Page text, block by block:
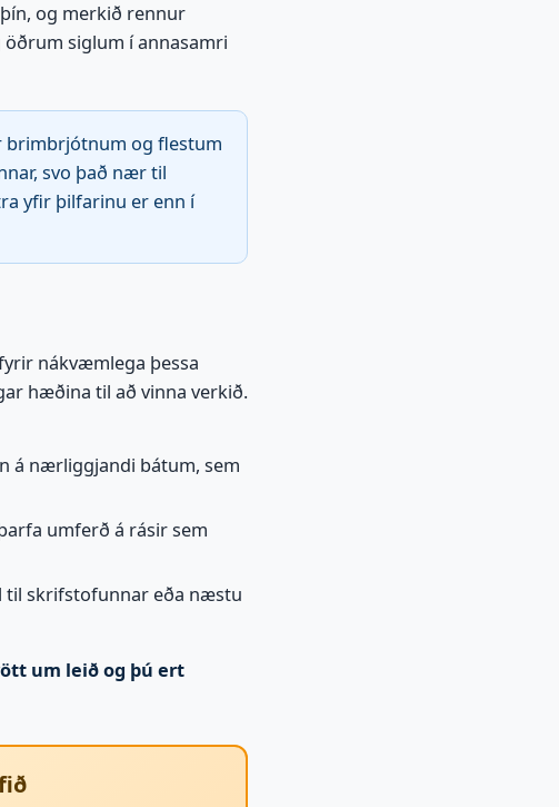
og merkið rennur
siglum í annasamri
brimbrjótnum og flestum
svo það nær til
yfir þilfarinu er enn í
nákvæmlega þessa
hæðina til að vinna verkið.
á nærliggjandi bátum, sem
umferð á rásir sem
skrifstofunnar eða næstu
um leið og þú ert